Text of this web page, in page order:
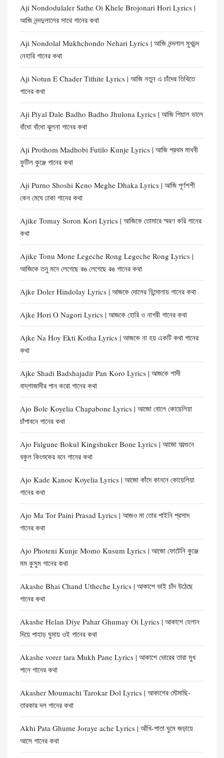
Aji Nondodulaler Sathe Oi Khele Brojonari Hori Lyrics |
আজি নন্দদুলালের সাথে গানের কথা
Aji Nondolal Mukhchondo Nehari Lyrics | আজি নন্দলাল মুখচন্দ
নেহারি গানের কথা
Aji Notun E Chader Tithite Lyrics | আজি নতুন এ চাঁদের তিথিতে
গানের কথা
Aji Piyal Dale Badho Badho Jhulona Lyrics | আজি পিয়াল ডালে
বাঁধো বাঁধো ঝুলনা গানের কথা
Aji Prothom Madhobi Futilo Kunje Lyrics | আজি প্রথম মাধবী
ফুটিল কুঞ্জে গানের কথা
Aji Purno Shoshi Keno Meghe Dhaka Lyrics | আজি পূর্ণশশী
কেন মেঘে ঢাকা গানের কথা
Ajike Tomay Soron Kori Lyrics | আজিকে তোমারে স্মরণ করি গানের
কথা
Ajike Tonu Mone Legeche Rong Legeche Rong Lyrics |
আজিকে তনু মনে লেগেছে রঙ লেগেছে রঙ গানের কথা
Ajke Doler Hindolay Lyrics | আজকে দোলের হিন্দোলায় গানের কথা
Ajke Hori O Nagori Lyrics | আজকে হোরি ও নাগরী গানের কথা
Ajke Na Hoy Ekti Kotha Lyrics | আজকে না হয় একটি কথা গানের
কথা
Ajke Shadi Badshajadir Pan Koro Lyrics | আজকে শাদী
বাদ্‌শাজাদীর পান করো গানের কথা
Ajo Bole Koyelia Chapabone Lyrics | আজো বোলে কোয়েলিয়া
চাঁপাবনে গানের কথা
Ajo Falgune Bokul Kingshuker Bone Lyrics | আজো ফাল্গুনে
বকুল কিংশুকের বনে গানের কথা
Ajo Kade Kanoe Koyelia Lyrics | আজো কাঁদে কাননে কোয়েলিয়া
গানের কথা
Ajo Ma Tor Paini Prasad Lyrics | আজও মা তোর পাইনি প্রসাদ
গানের কথা
Ajo Photeni Kunje Momo Kusum Lyrics | আজো ফোটেনি কুঞ্জে
মম কুসুম গানের কথা
Akashe Bhai Chand Utheche Lyrics | আকাশে ভাই চাঁদ উঠেছে
গানের কথা
Akashe Helan Diye Pahar Ghumay Oi Lyrics | আকাশে হেলান
দিয়ে পাহাড় ঘুমায় ওই গানের কথা
Akashe vorer tara Mukh Pane Lyrics | আকাশে ভোরের তারা মুখ
পানে গানের কথা
Akasher Moumachi Tarokar Dol Lyrics | আকাশের মৌমাছি-
তারকার দল গানের কথা
Akhi Pata Ghume Joraye ache Lyrics | আঁখি-পাতা ঘুমে জড়ায়ে
আসে গানের কথা